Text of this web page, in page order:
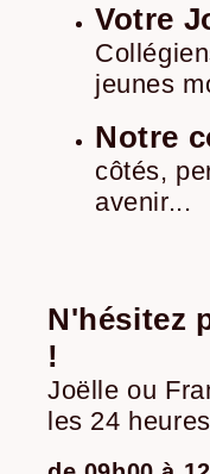
Votre
jeunes
Notre
côtés,
avenir...
N'hésitez
!
Joëlle ou
les 24